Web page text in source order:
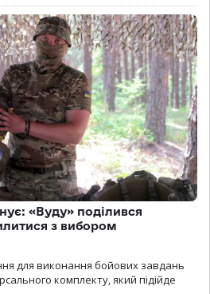
«Вуду» поділився
з вибором
для виконання бойових завдань
комплекту, який підійде